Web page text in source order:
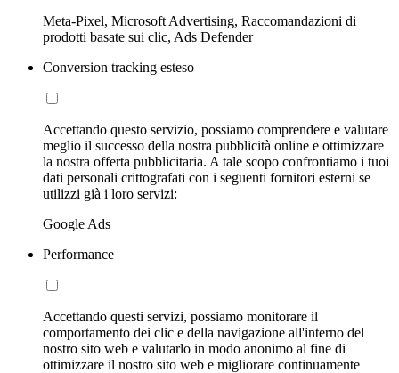
Meta-Pixel, Microsoft Advertising, Raccomandazioni di
prodotti basate sui clic, Ads Defender
Conversion tracking esteso
Accettando questo servizio, possiamo comprendere e valutare
meglio il successo della nostra pubblicità online e ottimizzare
la nostra offerta pubblicitaria. A tale scopo confrontiamo i tuoi
dati personali crittografati con i seguenti fornitori esterni se
utilizzi già i loro servizi:
Google Ads
Performance
Accettando questi servizi, possiamo monitorare il
comportamento dei clic e della navigazione all'interno del
nostro sito web e valutarlo in modo anonimo al fine di
ottimizzare il nostro sito web e migliorare continuamente